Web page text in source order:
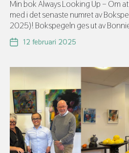
Min bok Always Looking Up – Om
med i det senaste numret av
2025)! Bokspegeln ges ut av
12 februari 2025